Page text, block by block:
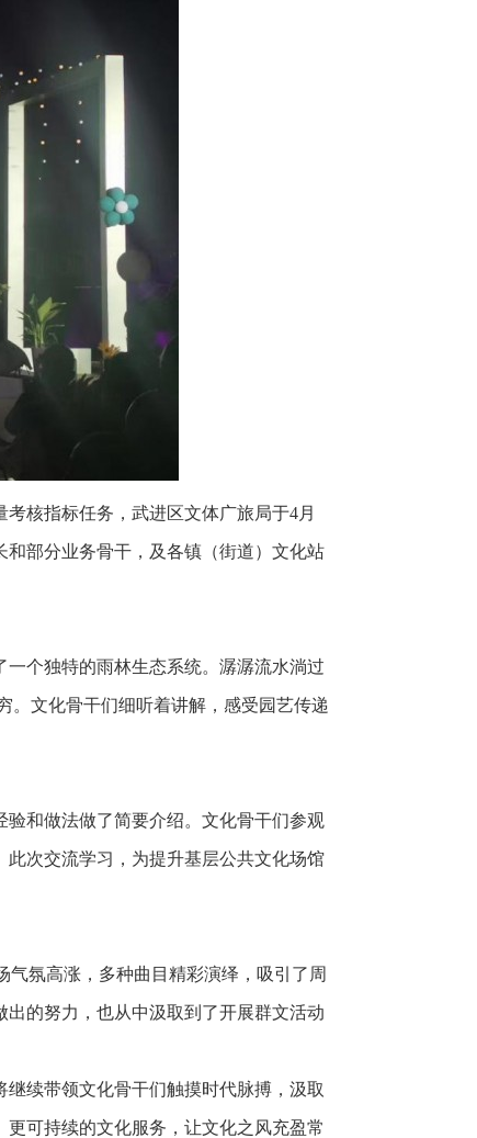
核指标任务，武进区文体广旅局于4月
部分业务骨干，及各镇（街道）文化站
个独特的雨林生态系统。潺潺流水淌过
。文化骨干们细听着讲解，感受园艺传递
和做法做了简要介绍。文化骨干们参观
次交流学习，为提升基层公共文化场馆
气氛高涨，多种曲目精彩演绎，吸引了周
的努力，也从中汲取到了开展群文活动
续带领文化骨干们触摸时代脉搏，汲取
可持续的文化服务，让文化之风充盈常